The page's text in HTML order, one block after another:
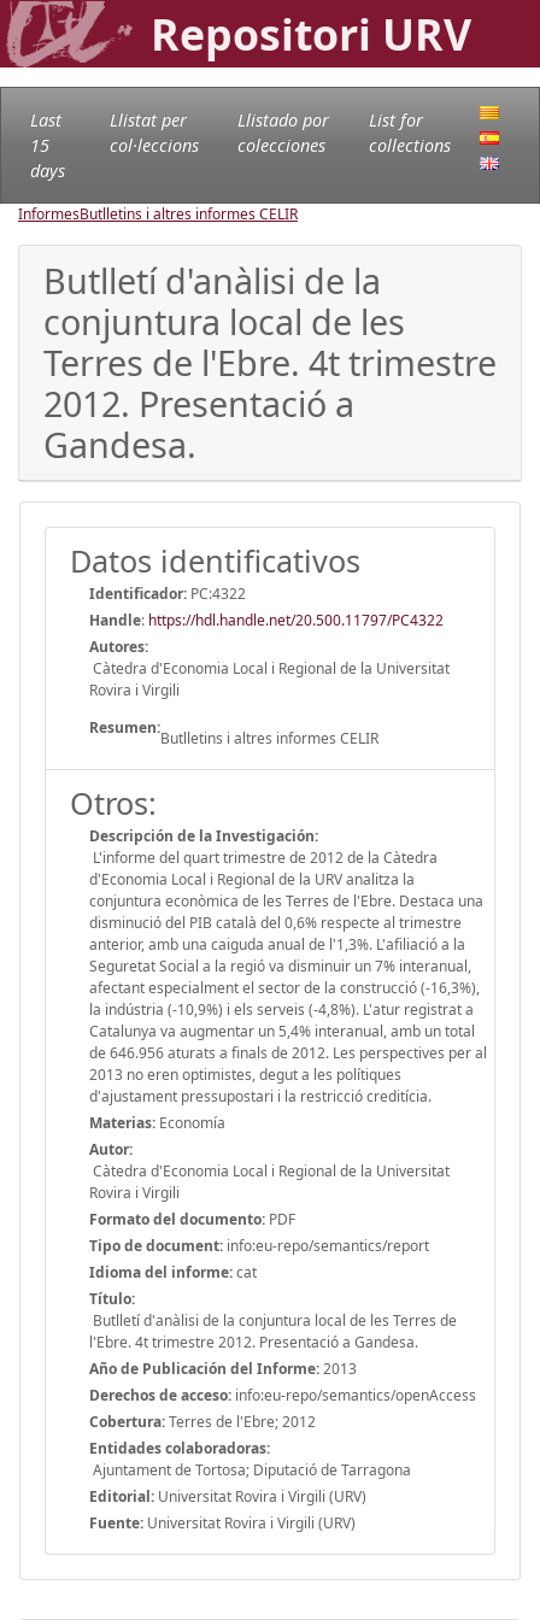
Repositori URV
Last
15
days
Llistat per
col·leccions
Llistado por
colecciones
List for
collections
InformesButlletins i altres informes CELIR
Butlletí d'anàlisi de la
conjuntura local de les
Terres de l'Ebre. 4t trimestre
2012. Presentació a
Gandesa.
Datos identificativos
Identificador: PC:4322
Handle: https://hdl.handle.net/20.500.11797/PC4322
Autores:
Càtedra d'Economia Local i Regional de la Universitat
Rovira i Virgili
Resumen:
Butlletins i altres informes CELIR
Otros:
Descripción de la Investigación:
L'informe del quart trimestre de 2012 de la Càtedra
d'Economia Local i Regional de la URV analitza la
conjuntura econòmica de les Terres de l'Ebre. Destaca una
disminució del PIB català del 0,6% respecte al trimestre
anterior, amb una caiguda anual de l'1,3%. L'afiliació a la
Seguretat Social a la regió va disminuir un 7% interanual,
afectant especialment el sector de la construcció (-16,3%),
la indústria (-10,9%) i els serveis (-4,8%). L'atur registrat a
Catalunya va augmentar un 5,4% interanual, amb un total
de 646.956 aturats a finals de 2012. Les perspectives per al
2013 no eren optimistes, degut a les polítiques
d'ajustament pressupostari i la restricció creditícia.
Materias: Economía
Autor:
Càtedra d'Economia Local i Regional de la Universitat
Rovira i Virgili
Formato del documento: PDF
Tipo de document: info:eu-repo/semantics/report
Idioma del informe:cat
Título:
Butlletí d'anàlisi de la conjuntura local de les Terres de
l'Ebre. 4t trimestre 2012. Presentació a Gandesa.
Año de Publicación del Informe:2013
Derechos de acceso: info:eu-repo/semantics/openAccess
Cobertura:Terres de l'Ebre; 2012
Entidades colaboradoras:
Ajuntament de Tortosa; Diputació de Tarragona
Editorial: Universitat Rovira i Virgili (URV)
Fuente: Universitat Rovira i Virgili (URV)